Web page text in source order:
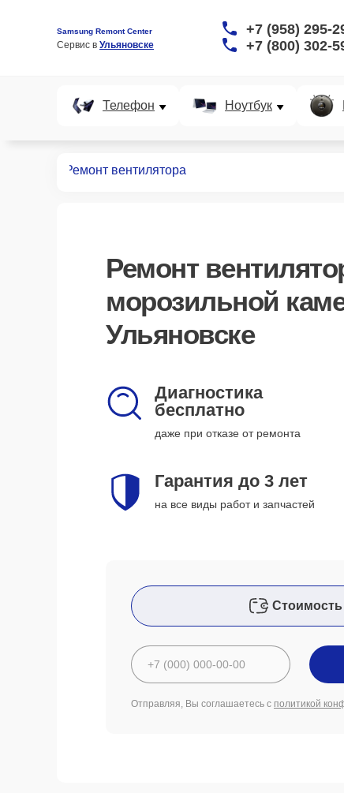
Samsung Remont Center
Сервис в Ульяновске
+7 (958) 295-
+7 (800) 302-
Телефон Ноутбук
Ремонт вентилятора
Ремонт
морозильной
Ульяновске
Диагностика
бесплатно
даже при отказе от ремонта
Гарантия до 3 лет
на все виды работ и запчастей
Стоимость
Отправляя, Вы соглашаетесь с политикой